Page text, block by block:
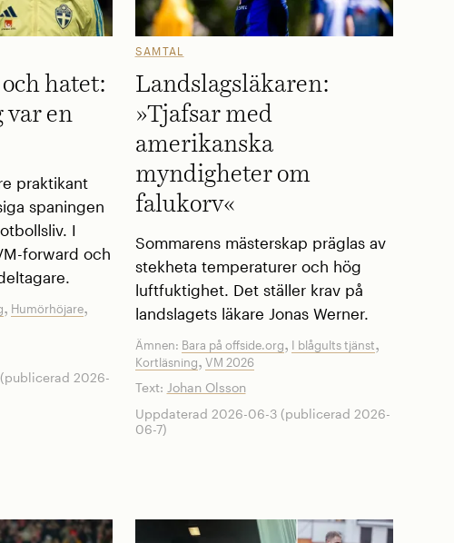
hatet:
var en
praktikant
spaningen
I
forward och
, Humörhöjare,
2026-
SAMTAL
Landslagsläkaren:
»Tjafsar med
amerikanska
myndigheter om
falukorv«
Sommarens mästerskap präglas av
stekheta temperaturer och hög
luftfuktighet. Det ställer krav på
landslagets läkare Jonas Werner.
Ämnen: Bara på offside.org, I blågults tjänst,
Kortläsning, VM 2026
Text: Johan Olsson
Uppdaterad 2026-06-3 (publicerad 2026-
06-7)